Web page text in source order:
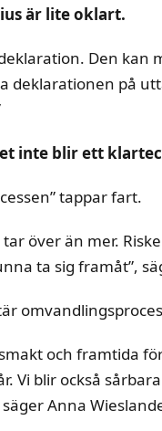
är lite oklart.
Den kan
deklarationen på
inte blir ett
tappar fart.
över än mer.
ta sig framåt”,
och framtida
Vi blir också
Anna